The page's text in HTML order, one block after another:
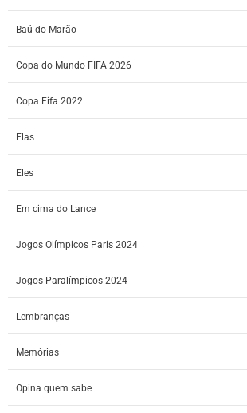
Baú do Marão
Copa do Mundo FIFA 2026
Copa Fifa 2022
Elas
Eles
Em cima do Lance
Jogos Olímpicos Paris 2024
Jogos Paralímpicos 2024
Lembranças
Memórias
Opina quem sabe